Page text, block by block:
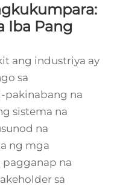
Iba Pang
ang industriya ay
sa
pakinabang na
sistema na
na
ng mga
na
sa